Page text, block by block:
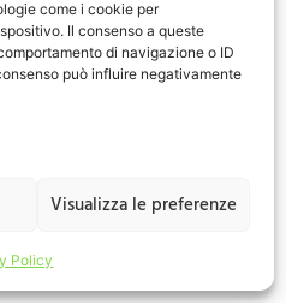
come i cookie per
Il consenso a queste
di navigazione o ID
può influire negativamente
Visualizza le preferenze
Policy